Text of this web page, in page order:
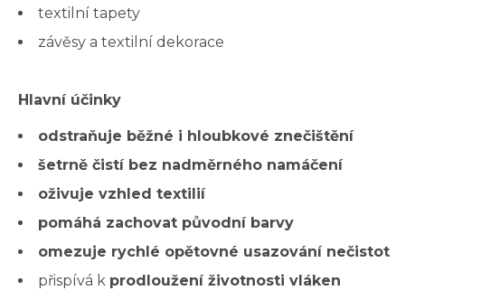
textilní tapety
závěsy a textilní dekorace
Hlavní účinky
odstraňuje běžné i hloubkové znečištění
šetrně čistí bez nadměrného namáčení
oživuje vzhled textilií
pomáhá zachovat původní barvy
omezuje rychlé opětovné usazování nečistot
přispívá k prodloužení životnosti vláken